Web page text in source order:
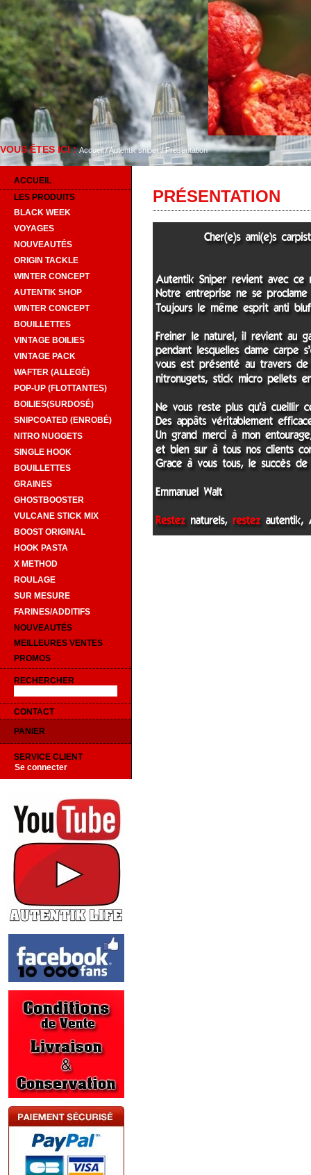
VOUS ÊTES ICI :Accueil/Autentik sniper /Présentation
ACCUEIL
LES PRODUITS
BLACK WEEK
VOYAGES
NOUVEAUTÉS
ORIGIN TACKLE
WINTER CONCEPT
AUTENTIK SHOP
WINTER CONCEPT
BOUILLETTES
VINTAGE BOILIES
VINTAGE PACK
WAFTER (ALLEGÉ)
POP-UP (FLOTTANTES)
BOILIES(SURDOSÉ)
SNIPCOATED (ENROBÉ)
NITRO NUGGETS
SINGLE HOOK
BOUILLETTES
GRAINES
GHOSTBOOSTER
VULCANE STICK MIX
BOOST ORIGINAL
HOOK PASTA
X METHOD
ROULAGE
SUR MESURE
FARINES/ADDITIFS
NOUVEAUTÉS
MEILLEURES VENTES
PROMOS
RECHERCHER
CONTACT
PANIER
SERVICE CLIENT
Se connecter
PRÉSENTATION